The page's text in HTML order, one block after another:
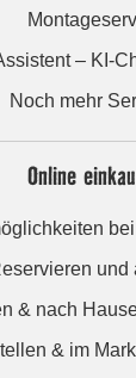
– KI-
Noch mehr
Online
und
& nach
& im